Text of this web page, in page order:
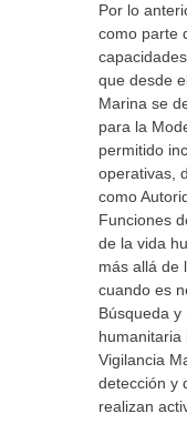
Por lo
como parte
que desde
Marina se
para la
permitido
operativas,
como
Funciones
de la vida
más allá de
cuando es
Búsqueda y
humanitaria
Vigilancia
detección y
realizan